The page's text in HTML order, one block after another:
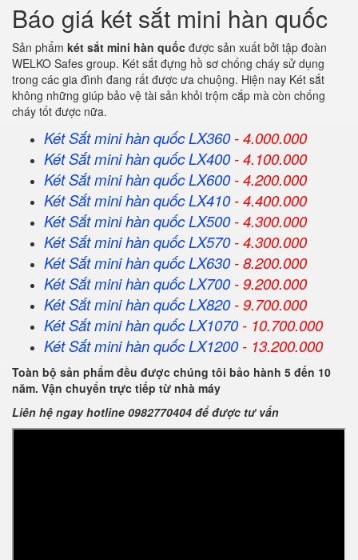
Báo giá két sắt mini hàn quốc
Sản phẩm két sắt mini hàn quốc được sản xuất bởi tập đoàn
WELKO Safes group. Két sắt đựng hồ sơ chống cháy sử dụng
trong các gia đình đang rất được ưa chuộng. Hiện nay Két sắt
không những giúp bảo vệ tài sản khỏi trộm cắp mà còn chống
cháy tốt được nữa.
Két Sắt mini hàn quốc LX360- 4.000.000
Két Sắtmini hàn quốcLX400- 4.100.000
Két Sắtmini hàn quốcLX600- 4.200.000
Két Sắtmini hàn quốcLX410- 4.400.000
Két Sắtmini hàn quốcLX500- 4.300.000
Két Sắtmini hàn quốcLX570- 4.300.000
Két Sắtmini hàn quốcLX630- 8.200.000
Két Sắtmini hàn quốcLX700- 9.200.000
Két Sắtmini hàn quốcLX820- 9.700.000
Két Sắtmini hàn quốcLX1070- 10.700.000
Két Sắtmini hàn quốcLX1200- 13.200.000
Toàn bộ sản phẩm đều được chúng tôi bảo hành 5 đến 10
năm. Vận chuyển trực tiếp từ nhà máy
Liên hệ ngay hotline 0982770404 để được tư vấn